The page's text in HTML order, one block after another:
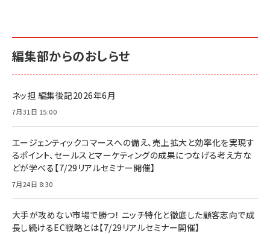
編集部からのおしらせ
ネッ担 編集後記2026年6月
7月31日 15:00
エージェンティックコマースへの備え、売上拡大と効率化を実現す
るポイント、セールスとマーケティングの成果につなげる考え方な
どが学べる【7/29リアルセミナー開催】
7月24日 8:30
大手が攻めない市場で勝つ！ ニッチ特化と徹底した顧客志向で成
長し続けるEC戦略とは【7/29リアルセミナー開催】